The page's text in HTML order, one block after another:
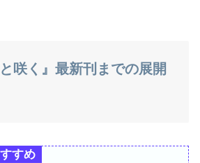
咲く』最新刊までの展開
すめ